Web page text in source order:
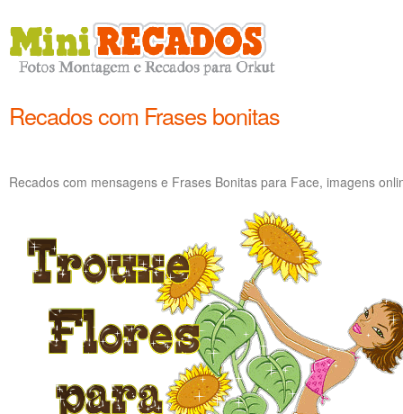
Recados com Frases bonitas
Recados com mensagens e Frases Bonitas para Face, imagens